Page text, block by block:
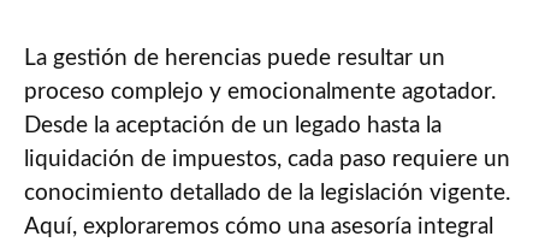
La gestión de herencias puede resultar un
proceso complejo y emocionalmente agotador.
Desde la aceptación de un legado hasta la
liquidación de impuestos, cada paso requiere un
conocimiento detallado de la legislación vigente.
Aquí, exploraremos cómo una asesoría integral